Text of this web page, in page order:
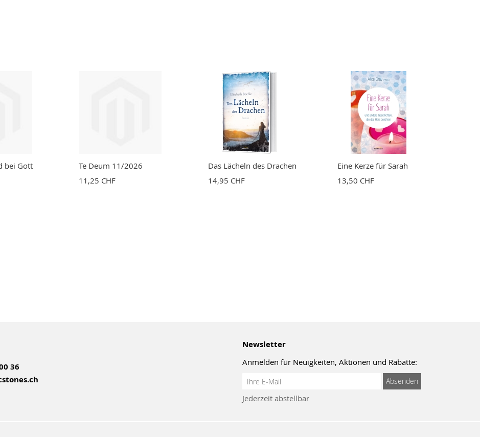
bei Gott
Te Deum 11/2026
11,25 CHF
Das Lächeln des Drachen
14,95 CHF
Eine Kerze für Sarah
13,50 CHF
36
Newsletter
Anmelden für Neuigkeiten, Aktionen und Rabatte:
Anmeldung
Newsletter:
Absenden
Jederzeit abstellbar